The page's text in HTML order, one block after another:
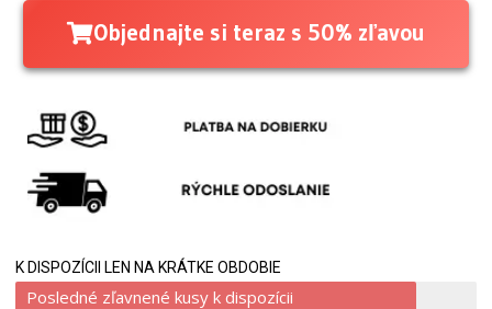
Objednajte si teraz s 50% zľavou
K DISPOZÍCII LEN NA KRÁTKE OBDOBIE
Posledné zľavnené kusy k dispozícii